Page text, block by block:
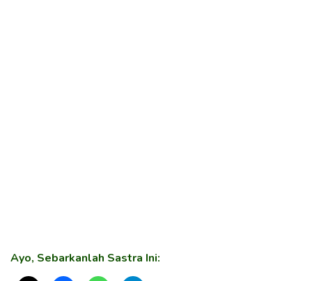
Ayo, Sebarkanlah Sastra Ini: